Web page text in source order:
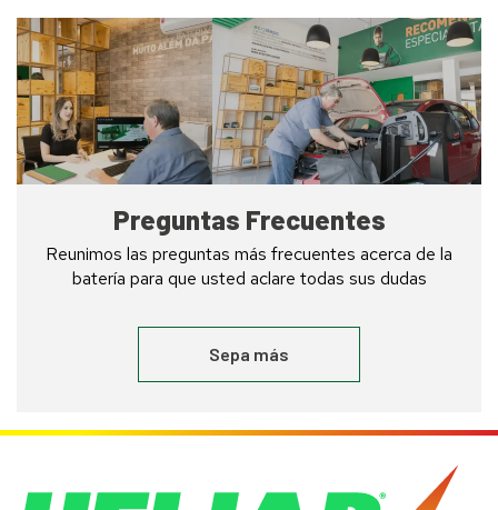
Heliar
Service
Storefront
Preguntas Frecuentes
Reunimos las preguntas más frecuentes acerca de la
batería para que usted aclare todas sus dudas
Sepa más